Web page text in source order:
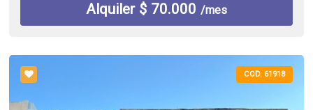
Alquiler $ 70.000 /mes
COD. 61918